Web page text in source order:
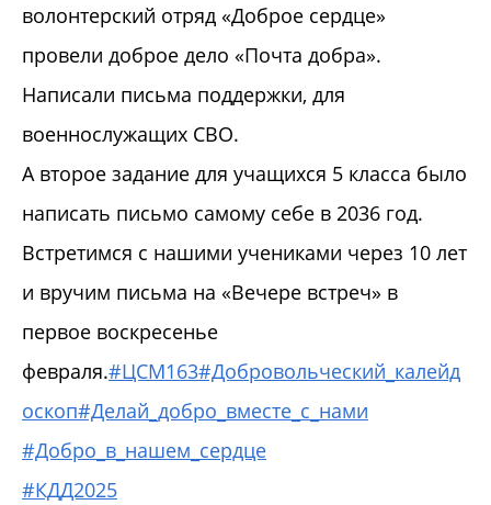
волонтерский отряд «Доброе сердце»
провели доброе дело «Почта добра».
Написали письма поддержки, для
военнослужащих СВО.
А второе задание для учащихся 5 класса было
написать письмо самому себе в 2036 год.
Встретимся с нашими учениками через 10 лет
и вручим письма на «Вечере встреч» в
первое воскресенье
февраля.#ЦСМ163#Добровольческий_калейд
оскоп#Делай_добро_вместе_с_нами
#Добро_в_нашем_сердце
#КДД2025